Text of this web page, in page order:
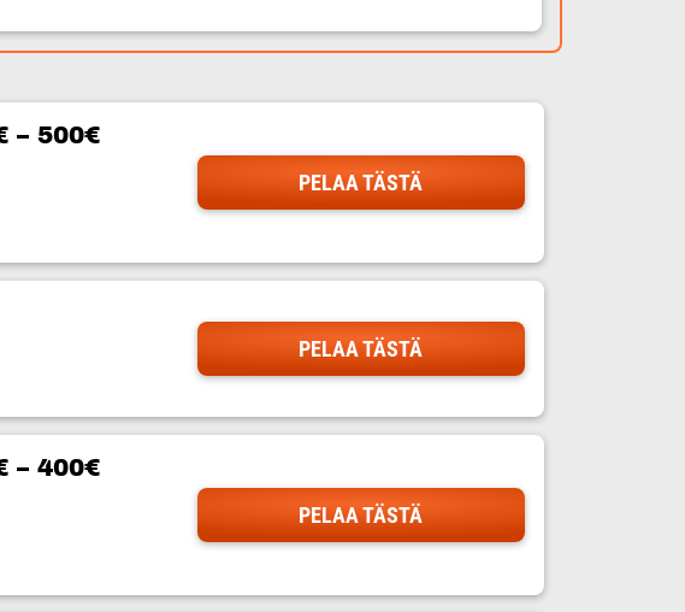
– 500€
PELAA TÄSTÄ
PELAA TÄSTÄ
– 400€
PELAA TÄSTÄ